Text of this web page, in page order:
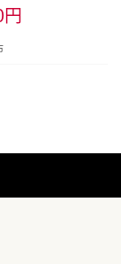
お土産 九州 ご当地グ
産 取り寄せ 福岡県 食
円